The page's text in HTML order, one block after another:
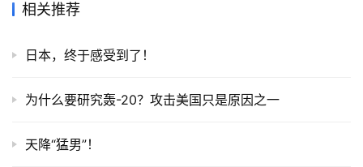
相关推荐
日本，终于感受到了！
为什么要研究轰-20？攻击美国只是原因之一
天降“猛男”！